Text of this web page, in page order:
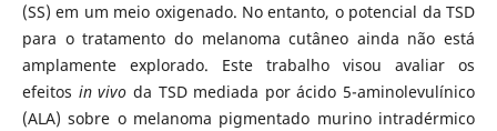
(SS) em um meio oxigenado. No entanto, o potencial da TSD
para o tratamento do melanoma cutâneo ainda não está
amplamente explorado. Este trabalho visou avaliar os
efeitos in vivo da TSD mediada por ácido 5-aminolevulínico
(ALA) sobre o melanoma pigmentado murino intradérmico